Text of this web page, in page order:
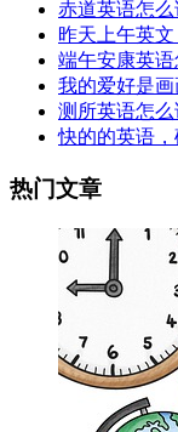
赤道英语怎
昨天上午英
端午安康英
我的爱好是
测所英语怎
快的的英语
热门文章